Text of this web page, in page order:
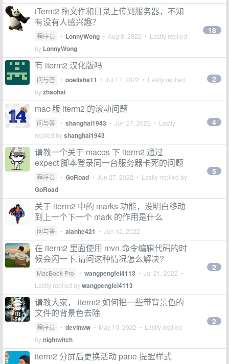
iTerm2 拖文件和目录上传到服务器，不知
有没有人感兴趣？
程序员 • LonnyWong • Aug 8, 2022 • Lastly replied
by LonnyWong
18
有 iterm2 汉化版吗
问与答 • ooelisha11 • Jul 17, 2022 • Lastly replied
byzhaohai
2
mac 版 iterm2 的滚动问题
问与答 • shanghai1943 • Jun 27, 2022 • Lastly
replied byshanghai1943
4
请教一个关于 macos 下 iterm2 通过
expect 脚本登录同一台服务器卡死的问题
程序员 • GoRoad • Jun 27, 2022 • Lastly replied by
GoRoad
5
关于 iterm2 中的 marks 功能，没明白移动
到上一个下一个 mark 的作用是什么
问与答 • alanhe421 • Jun 12, 2022
在 iterm2 里面使用 mvn 命令编辑代码的时
候会闪一下,请问这种情况怎么解决?
MacBook Pro • wangpengfei4113 • Jul 21, 2022 •
Lastly replied bywangpengfei4113
2
请教大家， iterm2 如何把一些带背景色的
文件的背景色去除
程序员 • devinww • May 10, 2022 • Lastly replied
bynightwitch
2
iterm2 分屏后更换活动 pane 提醒样式